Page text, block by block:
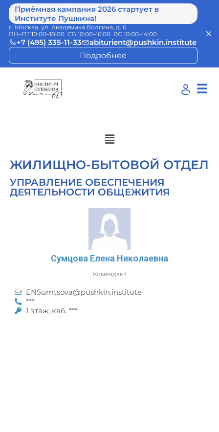
Приёмная кампания 2026 стартует в
Институте Пушкина!
г. Москва, ул. Академика Волгина, д. 6
ПН–ПТ 10:00–18:00 СБ 10:00–16:00 ВС 10:00–14:00
+7 (495) 335-11-33
abiturient@pushkin.institute
Подробнее
☰
ЖИЛИЩНО-БЫТОВОЙ ОТДЕЛ
УПРАВЛЕНИЕ ОБЕСПЕЧЕНИЯ
ДЕЯТЕЛЬНОСТИ ОБЩЕЖИТИЯ
Сумцова Елена Николаевна
Комендант
ENSumtsova@pushkin.institute
***
1 этаж, каб. ***